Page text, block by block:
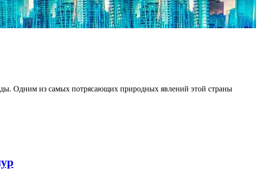
Одним из самых потрясающих природных явлений этой страны